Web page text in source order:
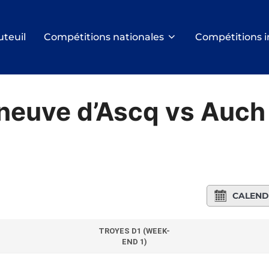
Compétitions nationales Compétitions
d’Ascq vs Auch
TROYES D1 (WEEK-
END 1)